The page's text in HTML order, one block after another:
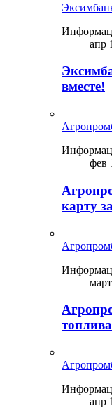
апр
вместе!
фев
карту
апр